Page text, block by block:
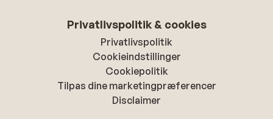
Privatlivspolitik & cookies
Privatlivspolitik
Cookieindstillinger
Cookiepolitik
Tilpas dine marketingpræferencer
Disclaimer